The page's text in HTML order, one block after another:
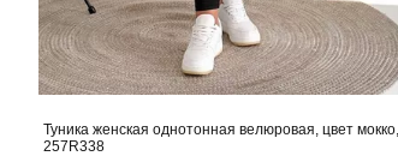
Туника женская однотонная велюровая, цвет мокко,
257R338